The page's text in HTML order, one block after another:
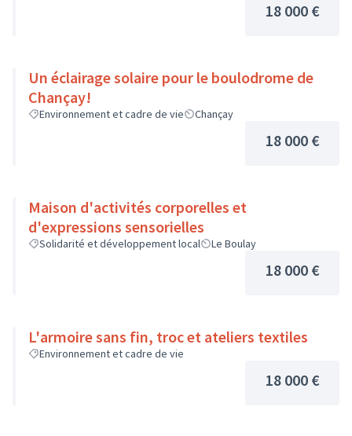
18 000 €
Un éclairage solaire pour le boulodrome de
Chançay!
Environnement et cadre de vie Chançay
18 000 €
Maison d'activités corporelles et
d'expressions sensorielles
Solidarité et développement local Le Boulay
18 000 €
L'armoire sans fin, troc et ateliers textiles
Environnement et cadre de vie
18 000 €